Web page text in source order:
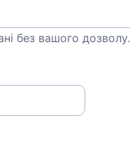
без вашого дозволу.